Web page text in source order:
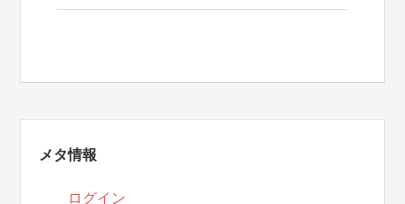
メタ情報
ログイン